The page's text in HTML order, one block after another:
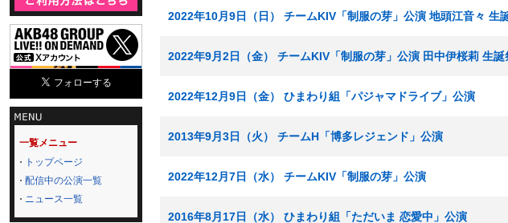
一覧メニュー
トップページ
配信中の公演一覧
ニュース一覧
2022年10月9日（日） チームKIV「制服の芽」公演 地頭江音々 生
2022年9月2日（金） チームKIV「制服の芽」公演 田中伊桜莉 生誕
2022年12月9日（金） ひまわり組「パジャマドライブ」公演
2013年9月3日（火） チームH「博多レジェンド」公演
2022年12月7日（水） チームKIV「制服の芽」公演
2016年8月17日（水） ひまわり組「ただいま 恋愛中」公演